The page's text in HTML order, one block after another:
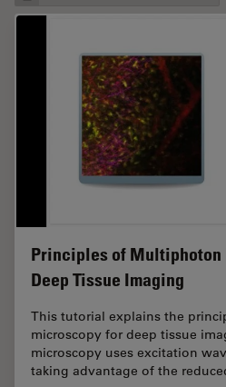
Principles of
Deep Tissue Imaging
This tutorial explains the
microscopy for deep tissue
microscopy uses excitation
taking advantage of the